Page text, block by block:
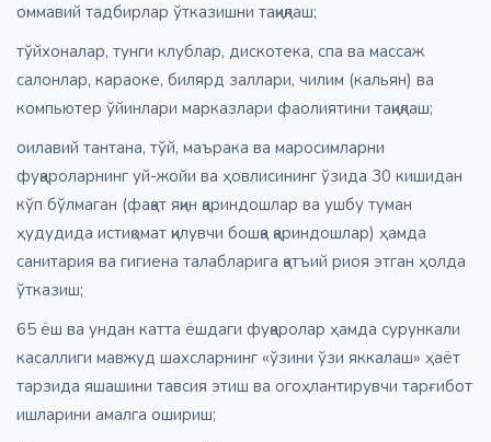
оммавий тадбирлар ўтказишни тақиқлаш;
тўйхоналар, тунги клублар, дискотека, спа ва массаж
салонлар, караоке, билярд заллари, чилим (кальян) ва
компьютер ўйинлари марказлари фаолиятини тақиқлаш;
оилавий тантана, тўй, маърака ва маросимларни
фуқароларнинг уй-жойи ва ҳовлисининг ўзида 30 кишидан
кўп бўлмаган (фақат яқин қариндошлар ва ушбу туман
ҳудудида истиқомат қилувчи бошқа қариндошлар) ҳамда
санитария ва гигиена талабларига қатъий риоя этган ҳолда
ўтказиш;
65 ёш ва ундан катта ёшдаги фуқаролар ҳамда сурункали
касаллиги мавжуд шахсларнинг «ўзини ўзи яккалаш» ҳаёт
тарзида яшашини тавсия этиш ва огоҳлантирувчи тарғибот
ишларини амалга ошириш;